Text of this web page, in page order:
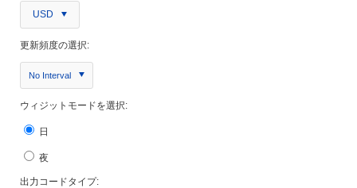
USD
更新頻度の選択:
No Interval
ウィジットモードを選択:
日
夜
出力コードタイプ: